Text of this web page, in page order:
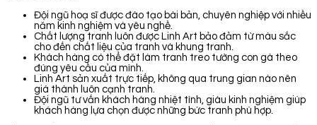
Đội ngũ hoạ sĩ được đào tạo bài bản, chuyên nghiệp với nhiều
năm kinh nghiệm và yêu nghề.
Chất lượng tranh luôn được Linh Art bảo đảm từ màu sắc
cho đến chất liệu của tranh và khung tranh.
Khách hàng có thể đặt làm tranh treo tường con gà theo
đúng yêu cầu của mình.
Linh Art sản xuất trực tiếp, không qua trung gian nào nên
giá thành luôn cạnh tranh.
Đội ngũ tư vấn khách hàng nhiệt tình, giàu kinh nghiệm giúp
khách hàng lựa chọn được những bức tranh phù hợp.